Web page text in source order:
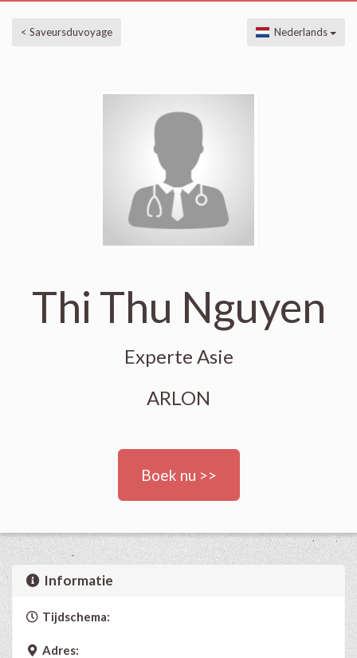
< Saveursduvoyage Nederlands
Thi Thu Nguyen
Experte Asie
ARLON
Boek nu >>
Informatie
Tijdschema:
Adres: